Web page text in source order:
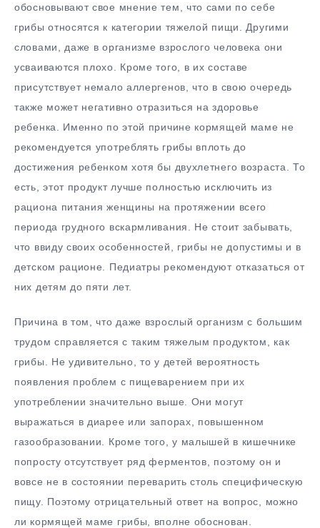
обосновывают свое мнение тем, что сами по себе
грибы относятся к категории тяжелой пищи. Другими
словами, даже в организме взрослого человека они
усваиваются плохо. Кроме того, в их составе
присутствует немало аллергенов, что в свою очередь
также может негативно отразиться на здоровье
ребенка. Именно по этой причине кормящей маме не
рекомендуется употреблять грибы вплоть до
достижения ребенком хотя бы двухлетнего возраста. То
есть, этот продукт лучше полностью исключить из
рациона питания женщины на протяжении всего
периода грудного вскармливания. Не стоит забывать,
что ввиду своих особенностей, грибы не допустимы и в
детском рационе. Педиатры рекомендуют отказаться от
них детям до пяти лет.
Причина в том, что даже взрослый организм с большим
трудом справляется с таким тяжелым продуктом, как
грибы. Не удивительно, то у детей вероятность
появления проблем с пищеварением при их
употреблении значительно выше. Они могут
выражаться в диарее или запорах, повышенном
газообразовании. Кроме того, у малышей в кишечнике
попросту отсутствует ряд ферментов, поэтому он и
вовсе не в состоянии переварить столь специфическую
пищу. Поэтому отрицательный ответ на вопрос, можно
ли кормящей маме грибы, вполне обоснован.